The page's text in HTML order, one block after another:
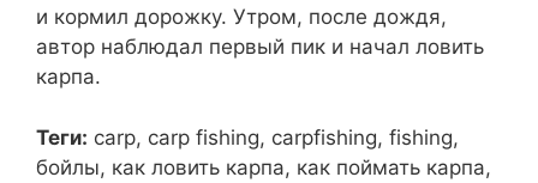
и кормил дорожку. Утром, после дождя,
автор наблюдал первый пик и начал ловить
карпа.
Теги: carp, carp fishing, carpfishing, fishing,
бойлы, как ловить карпа, как поймать карпа,